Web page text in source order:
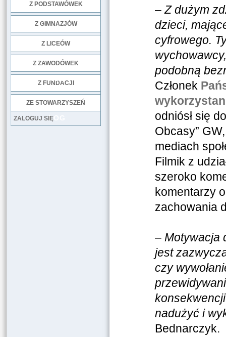
Z PODSTAWÓWEK
Z GIMNAZJÓW
Z LICEÓW
Z ZAWODÓWEK
Z FUNDACJI
ZE STOWARZYSZEŃ
LOG
ZALOGUJ SIĘ
–Z dużym
dzieci,
cyfrowego.
podobną
Członek
odniósł się
Obcasy”
mediach
Filmik z
szeroko
komentarzy
zachowania
– Motywacja
jest
czy
nadużyć i
Bednarczyk.